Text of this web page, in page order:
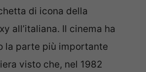
di icona della
all’italiana. Il cinema ha
la parte più importante
visto che, nel 1982